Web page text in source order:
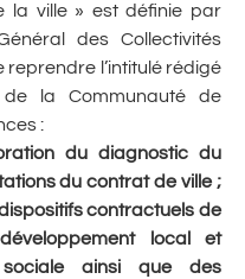
la ville » est définie par
des Collectivités
reprendre l’intitulé rédigé
la Communauté de
:
du diagnostic du
du contrat de ville ;
contractuels de
local et
ainsi que des